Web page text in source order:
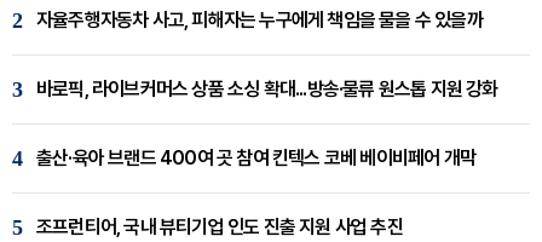
2 자율주행자동차 사고, 피해자는 누구에게 책임을 물을 수 있을까
3 바로픽, 라이브커머스 상품 소싱 확대...방송·물류 원스톱 지원 강화
4 출산·육아 브랜드 400여 곳 참여 킨텍스 코베 베이비페어 개막
5 조프런티어, 국내 뷰티기업 인도 진출 지원 사업 추진